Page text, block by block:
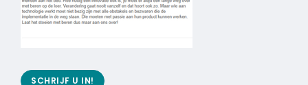
SCHRIJF U IN!